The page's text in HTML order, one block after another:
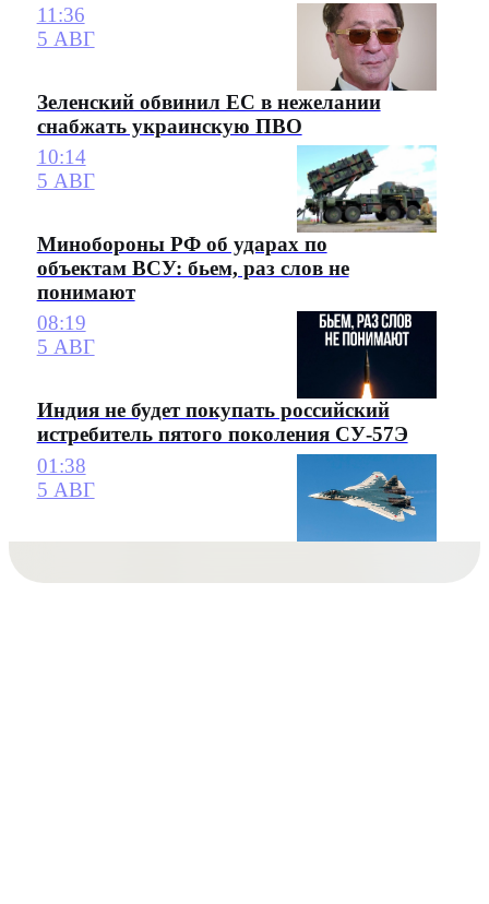
11:36
5 АВГ
Зеленский обвинил ЕС в нежелании
снабжать украинскую ПВО
10:14
5 АВГ
Минобороны РФ об ударах по
объектам ВСУ: бьем, раз слов не
понимают
08:19
5 АВГ
Индия не будет покупать российский
истребитель пятого поколения СУ-57Э
01:38
5 АВГ